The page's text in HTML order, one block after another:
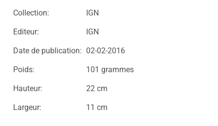
Collection: IGN
Editeur: IGN
Date de publication: 02-02-2016
Poids: 101 grammes
Hauteur: 22 cm
Largeur: 11 cm